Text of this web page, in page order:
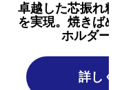
卓越した芯振れ精
を実現。焼きばめ
ホルダー
詳しく